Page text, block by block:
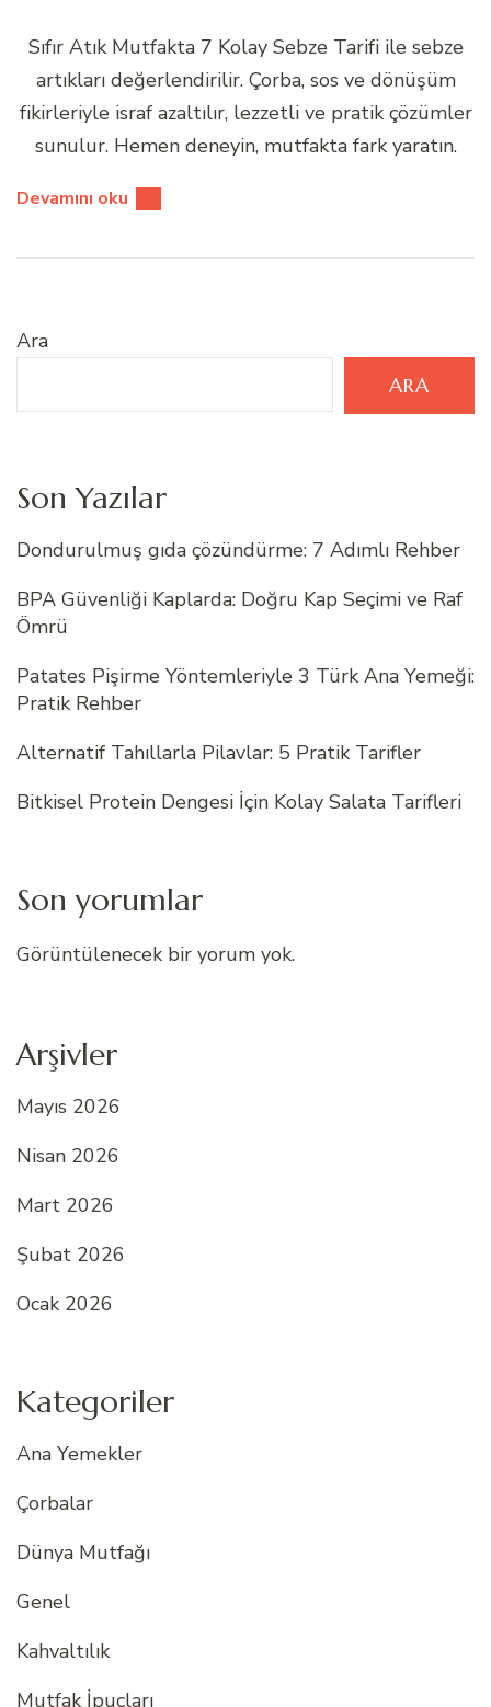
Sıfır Atık Mutfakta 7 Kolay Sebze Tarifi ile sebze
artıkları değerlendirilir. Çorba, sos ve dönüşüm
fikirleriyle israf azaltılır, lezzetli ve pratik çözümler
sunulur. Hemen deneyin, mutfakta fark yaratın.
Devamını oku
Ara
ARA
Son Yazılar
Dondurulmuş gıda çözündürme: 7 Adımlı Rehber
BPA Güvenliği Kaplarda: Doğru Kap Seçimi ve Raf
Ömrü
Patates Pişirme Yöntemleriyle 3 Türk Ana Yemeği:
Pratik Rehber
Alternatif Tahıllarla Pilavlar: 5 Pratik Tarifler
Bitkisel Protein Dengesi İçin Kolay Salata Tarifleri
Son yorumlar
Görüntülenecek bir yorum yok.
Arşivler
Mayıs 2026
Nisan 2026
Mart 2026
Şubat 2026
Ocak 2026
Kategoriler
Ana Yemekler
Çorbalar
Dünya Mutfağı
Genel
Kahvaltılık
Mutfak İpuçları